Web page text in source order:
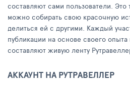
составляют сами пользователи. Это
можно собирать свою красочную
делиться ей с другими. Каждый
публикации на основе своего
составляют живую ленту
АККАУНТ НА РУТРАВЕЛЛЕР